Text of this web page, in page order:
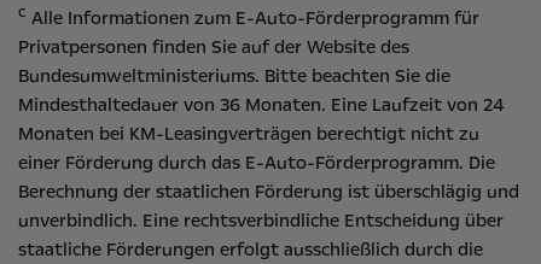
c Alle Informationen zum E-Auto-Förderprogramm für
Privatpersonen finden Sie auf der Website des
Bundesumweltministeriums. Bitte beachten Sie die
Mindesthaltedauer von 36 Monaten. Eine Laufzeit von 24
Monaten bei KM-Leasingverträgen berechtigt nicht zu
einer Förderung durch das E-Auto-Förderprogramm. Die
Berechnung der staatlichen Förderung ist überschlägig und
unverbindlich. Eine rechtsverbindliche Entscheidung über
staatliche Förderungen erfolgt ausschließlich durch die